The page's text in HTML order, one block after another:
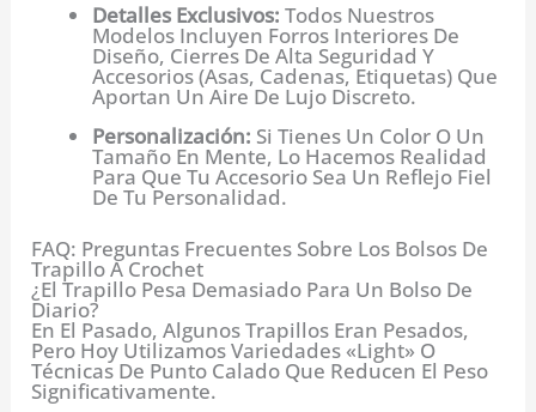
Detalles Exclusivos: Todos Nuestros
Modelos Incluyen Forros Interiores De
Diseño, Cierres De Alta Seguridad Y
Accesorios (asas, Cadenas, Etiquetas) Que
Aportan Un Aire De Lujo Discreto.
Personalización: Si Tienes Un Color O Un
Tamaño En Mente, Lo Hacemos Realidad
Para Que Tu Accesorio Sea Un Reflejo Fiel
De Tu Personalidad.
FAQ: Preguntas Frecuentes Sobre Los Bolsos De
Trapillo A Crochet
¿El Trapillo Pesa Demasiado Para Un Bolso De
Diario?
En El Pasado, Algunos Trapillos Eran Pesados,
Pero Hoy Utilizamos Variedades «light» O
Técnicas De Punto Calado Que Reducen El Peso
Significativamente.